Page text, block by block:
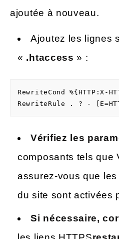
ajoutée à nouveau.
Ajoutez les lignes
« .htaccess » :
RewriteCond %{HTTP:X-
RewriteRule . ? -
Vérifiez les
composants tels que
assurez-vous que
du site sont activées
Si nécessaire,